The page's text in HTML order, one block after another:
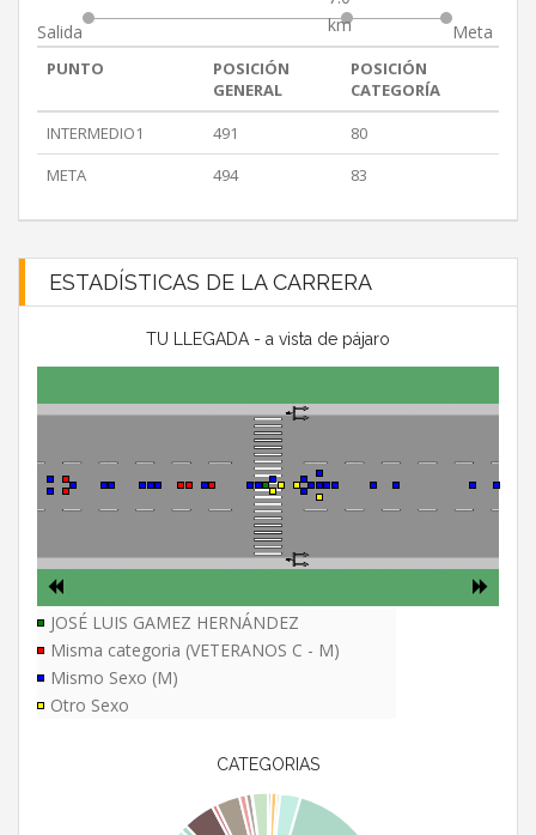
Salida
km
Meta
PUNTO
POSICIÓN
GENERAL
POSICIÓN
CATEGORÍA
INTERMEDIO1
491
80
META
494 83
ESTADÍSTICAS DE LA CARRERA
TU LLEGADA - a vista de pájaro
JOSÉ LUIS GAMEZ HERNÁNDEZ
Misma categoria (VETERANOS C - M)
Mismo Sexo (M)
Otro Sexo
CATEGORIAS